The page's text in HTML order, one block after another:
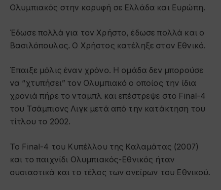
Ολυμπιακός στην κορυφή σε Ελλάδα και Ευρώπη.
Έδωσε πολλά για τον Χρήστο, έδωσε πολλά και ο
Βασιλόπουλος. Ο Χρήστος κατέληξε στον Εθνικό.
Έπαιξε μόλις έναν χρόνο. Η ομάδα δεν μπορούσε
να “χτυπήσει” τον Ολυμπιακό ο οποίος την ίδια
χρονιά πήρε το νταμπλ και επέστρεψε στο Final-4
του Τσάμπιονς Λιγκ μετά από την κατάκτηση του
τίτλου το 2002.
Το Final-4 του Κυπέλλου της Καλαμάτας (2007)
και το παιχνίδι Ολυμπιακός-Εθνικός ήταν
ουσιαστικά και το τέλος των ονείρων του Εθνικού.